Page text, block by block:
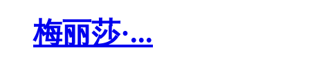
梅丽莎·...